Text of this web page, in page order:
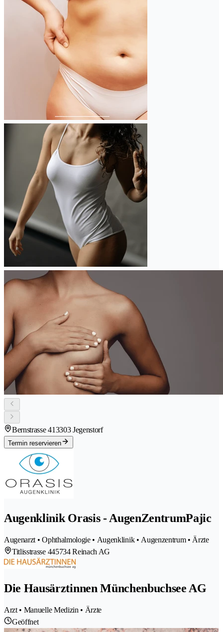
Bernstrasse 413303 Jegenstorf
Termin reservieren
Augenklinik Orasis - AugenZentrumPajic
Augenarzt • Ophthalmologie • Augenklinik • Augenzentrum • Ärzte
Titlisstrasse 445734 Reinach AG
Die Hausärztinnen Münchenbuchsee AG
Arzt • Manuelle Medizin • Ärzte
Geöffnet